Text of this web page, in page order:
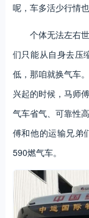
呢，车多活少行情
个体无法左右
们只能从自身去压
低，那咱就换气车
兴起的时候，马师
气车省气、可靠性
傅和他的运输兄
590燃气车。